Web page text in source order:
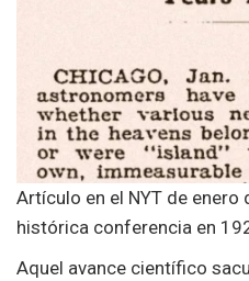
Artículo en el NYT de
histórica conferencia en
Aquel avance científico